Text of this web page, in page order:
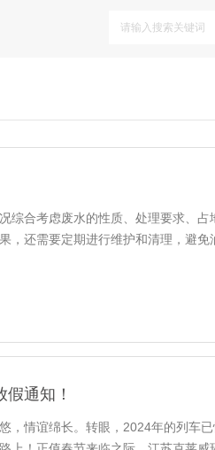
综合考虑废水的性质、处理要求、占
，还需要定期进行维护和清理，避
通知！
，情谊绵长。转眼，2024年的列车